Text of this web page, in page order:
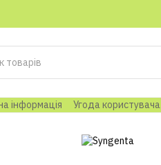
інформація Угода користувача